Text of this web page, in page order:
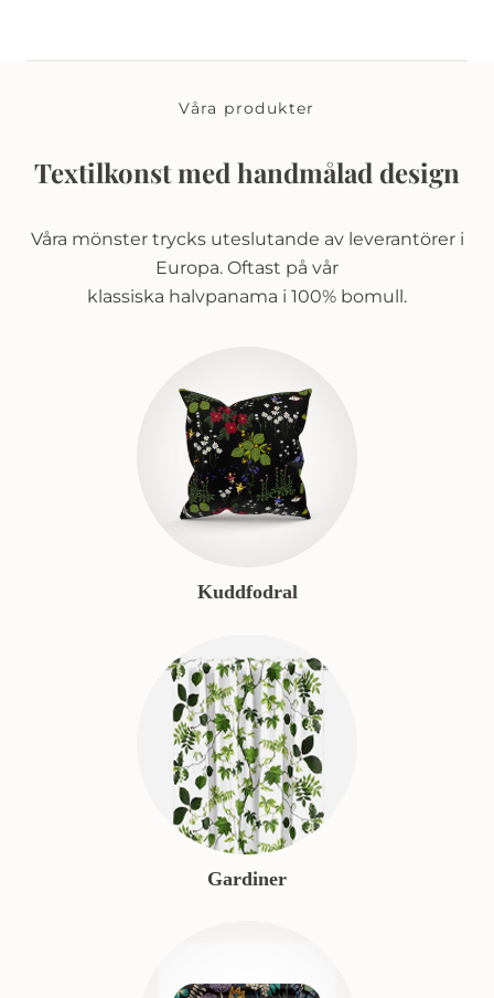
Våra produkter
Textilkonst med handmålad design
Våra mönster trycks uteslutande av leverantörer i
Europa. Oftast på vår
klassiska halvpanama i 100% bomull.
Kuddfodral
Gardiner